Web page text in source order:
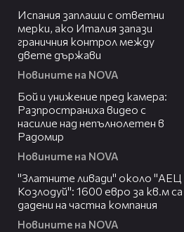
Испания заплаши с ответни
мерки, ако Италия запази
граничния контрол между
двете държави
Новините на NOVA
Бой и унижение пред камера:
Разпространиха видео с
насилие над непълнолетен в
Радомир
Новините на NOVA
"Златните ливади" около "АЕЦ
Козлодуй": 1600 евро за кв.м са
дадени на частна компания
Новините на NOVA